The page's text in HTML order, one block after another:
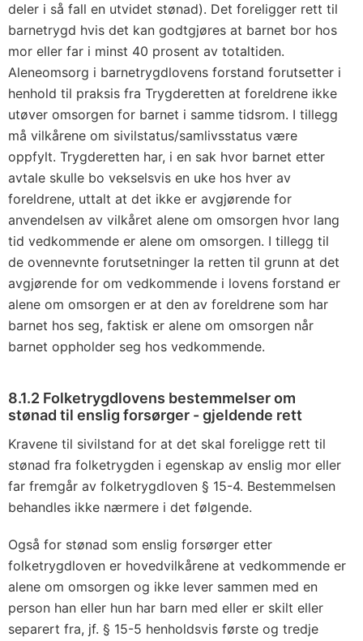
deler i så fall en utvidet stønad). Det foreligger rett til
barnetrygd hvis det kan godtgjøres at barnet bor hos
mor eller far i minst 40 prosent av totaltiden.
Aleneomsorg i barnetrygdlovens forstand forutsetter i
henhold til praksis fra Trygderetten at foreldrene ikke
utøver omsorgen for barnet i samme tidsrom. I tillegg
må vilkårene om sivilstatus/samlivsstatus være
oppfylt. Trygderetten har, i en sak hvor barnet etter
avtale skulle bo vekselsvis en uke hos hver av
foreldrene, uttalt at det ikke er avgjørende for
anvendelsen av vilkåret alene om omsorgen hvor lang
tid vedkommende er alene om omsorgen. I tillegg til
de ovennevnte forutsetninger la retten til grunn at det
avgjørende for om vedkommende i lovens forstand er
alene om omsorgen er at den av foreldrene som har
barnet hos seg, faktisk er alene om omsorgen når
barnet oppholder seg hos vedkommende.
8.1.2 Folketrygdlovens bestemmelser om
stønad til enslig forsørger - gjeldende rett
Kravene til sivilstand for at det skal foreligge rett til
stønad fra folketrygden i egenskap av enslig mor eller
far fremgår av folketrygdloven § 15-4. Bestemmelsen
behandles ikke nærmere i det følgende.
Også for stønad som enslig forsørger etter
folketrygdloven er hovedvilkårene at vedkommende er
alene om omsorgen og ikke lever sammen med en
person han eller hun har barn med eller er skilt eller
separert fra, jf. § 15-5 henholdsvis første og tredje